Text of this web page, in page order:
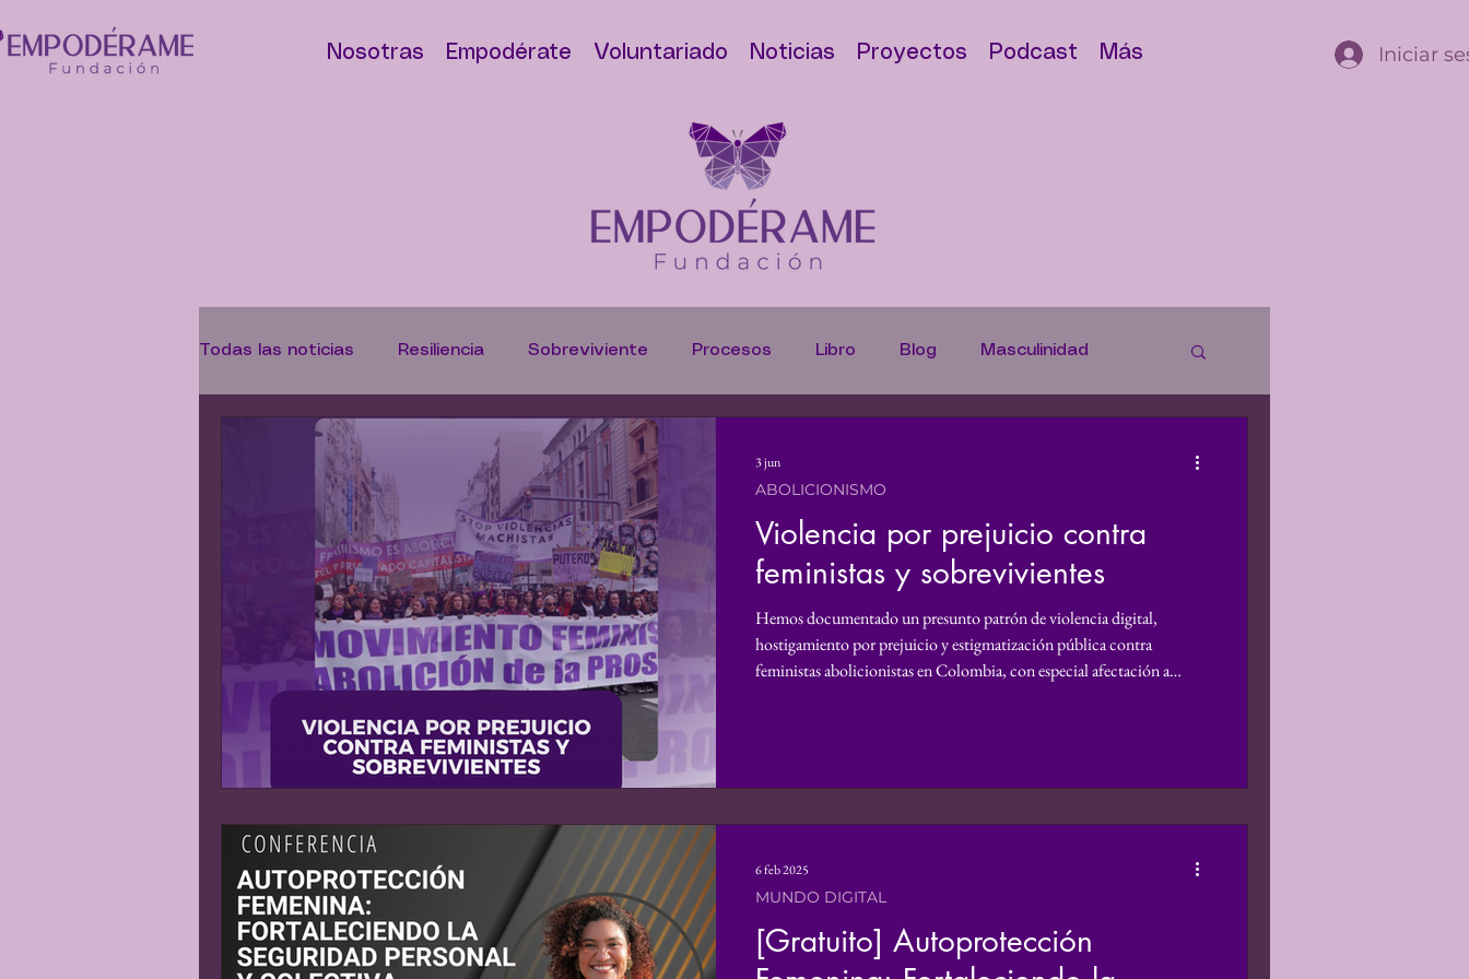
Nosotras Empodérate Voluntariado Noticias Proyectos Podcast Más Iniciar
Todas las noticias Resiliencia Sobreviviente Procesos Libro Blog Masculinidad
Abolicionismo Denuncias
Matrimonio Infantil Genero Derechos Humanos Podcast Violencia de Género
Explotación sexual Líder Reconocimiento Informe Voz propia Investigación
Justicia Social Donaciones Mundo Digital
Violencia por prejuicio contra
feministas y sobrevivientes
Hemos documentado un presunto patrón de violencia digital,
hostigamiento por prejuicio y estigmatización pública contra
feministas abolicionistas en Colombia, con especial afectación a
ABOLICIONISMO
3 jun
[Gratuito] Autoprotección
MUNDO DIGITAL
6 feb 2025